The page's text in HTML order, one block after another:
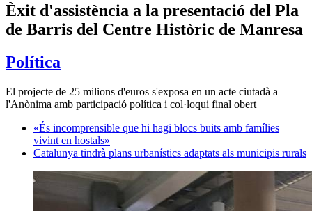
Èxit d'assistència a la presentació del Pla
de Barris del Centre Històric de Manresa
Política
El projecte de 25 milions d'euros s'exposa en un acte ciutadà a
l'Anònima amb participació política i col·loqui final obert
«És incomprensible que hi hagi blocs buits amb famílies
vivint en hostals»
Catalunya tindrà plans urbanístics adaptats als municipis rurals